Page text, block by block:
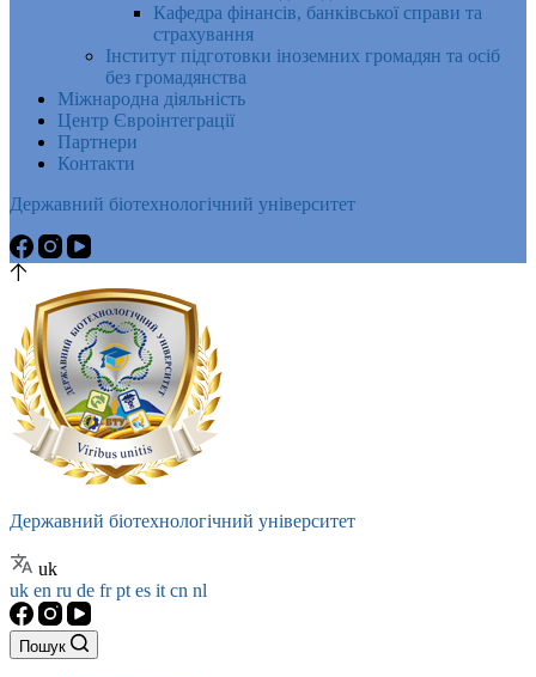
Кафедра фінансів, банківської справи та
страхування
Інститут підготовки іноземних громадян та осіб
без громадянства
Міжнародна діяльність
Центр Євроінтеграції
Партнери
Контакти
Державний біотехнологічний університет
Державний біотехнологічний університет
uk
uk en ru de frpt es it cn nl
Пошук